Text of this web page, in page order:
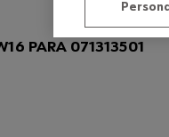
PARA 071313501